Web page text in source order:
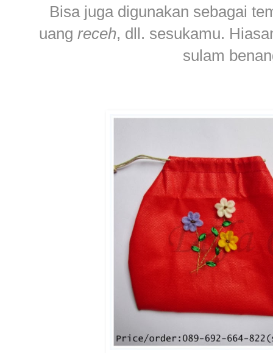
Bisa juga digunakan sebagai
uang receh, dll. sesukamu.
sulam